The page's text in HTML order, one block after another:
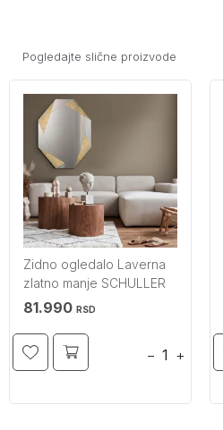
Pogledajte slične proizvode
Zidno ogledalo Laverna
zlatno manje SCHULLER
81.990 RSD
− +